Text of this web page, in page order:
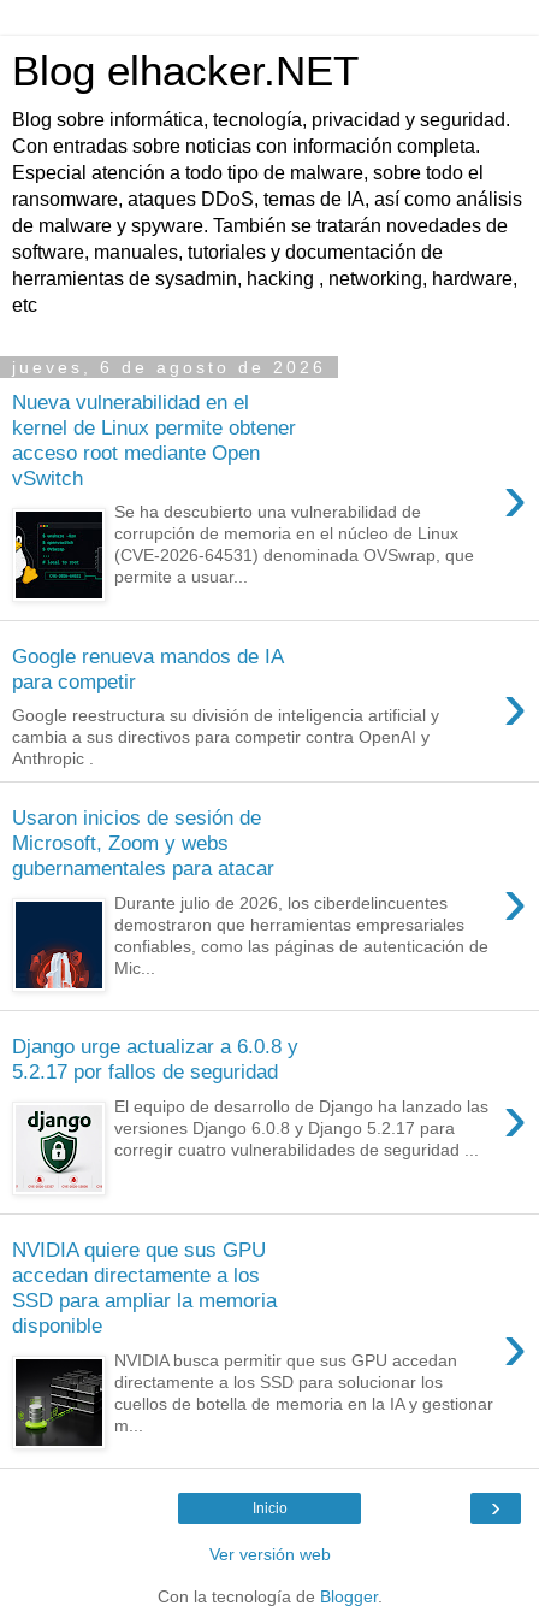
Blog elhacker.NET
Blog sobre informática, tecnología, privacidad y seguridad.
Con entradas sobre noticias con información completa.
Especial atención a todo tipo de malware, sobre todo el
ransomware, ataques DDoS, temas de IA, así como análisis
de malware y spyware. También se tratarán novedades de
software, manuales, tutoriales y documentación de
herramientas de sysadmin, hacking , networking, hardware,
etc
jueves, 6 de agosto de 2026
Nueva vulnerabilidad en el
kernel de Linux permite obtener
acceso root mediante Open
vSwitch
›
Se ha descubierto una vulnerabilidad de
corrupción de memoria en el núcleo de Linux
(CVE-2026-64531) denominada OVSwrap, que
permite a usuar...
Google renueva mandos de IA
para competir
›
Google reestructura su división de inteligencia artificial y
cambia a sus directivos para competir contra OpenAI y
Anthropic .
Usaron inicios de sesión de
Microsoft, Zoom y webs
gubernamentales para atacar
›
Durante julio de 2026, los ciberdelincuentes
demostraron que herramientas empresariales
confiables, como las páginas de autenticación de
Mic...
Django urge actualizar a 6.0.8 y
5.2.17 por fallos de seguridad
›
El equipo de desarrollo de Django ha lanzado las
versiones Django 6.0.8 y Django 5.2.17 para
corregir cuatro vulnerabilidades de seguridad ...
NVIDIA quiere que sus GPU
accedan directamente a los
SSD para ampliar la memoria
disponible
›
NVIDIA busca permitir que sus GPU accedan
directamente a los SSD para solucionar los
cuellos de botella de memoria en la IA y gestionar
m...
›
Inicio
Ver versión web
Con la tecnología de Blogger.